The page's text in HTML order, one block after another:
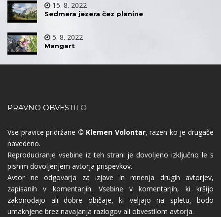
15. 8. 2022
Sedmera jezera čez planine
5. 8. 2022
Mangart
PRAVNO OBVESTILO
Vse pravice pridržane © Klemen Volontar, razen ko je drugače
navedeno.
Reproduciranje vsebine iz teh strani je dovoljeno izključno le s
pisnim dovoljenjem avtorja prispevkov.
Avtor ne odgovarja za izjave in mnenja drugih avtorjev,
zapisanih v komentarjih. Vsebine v komentarjih, ki kršijo
zakonodajo ali dobre običaje, ki veljajo na spletu, bodo
umaknjene brez navajanja razlogov ali obvestilom avtorja.